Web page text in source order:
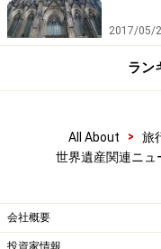
溶岩地形（船津
講遺跡、白糸の
富士山－信仰の
一方、ICOMOSから
2017/05/
ラン
All About > 旅
世界遺産関連ニュ
会社概要